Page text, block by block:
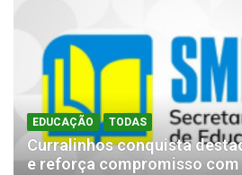
EDUCAÇÃO TODAS
Curralinhos conquista
e reforça compromisso com